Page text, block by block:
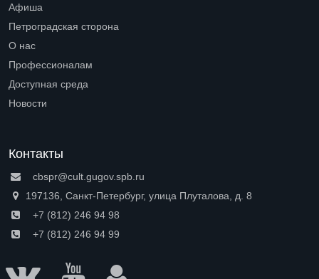
Афиша
Петроградская сторона
О нас
Профессионалам
Доступная среда
Новости
Контакты
cbspr@cult.gugov.spb.ru
197136, Санкт-Петербург, улица Плуталова, д. 8
+7 (812) 246 94 98
+7 (812) 246 94 99